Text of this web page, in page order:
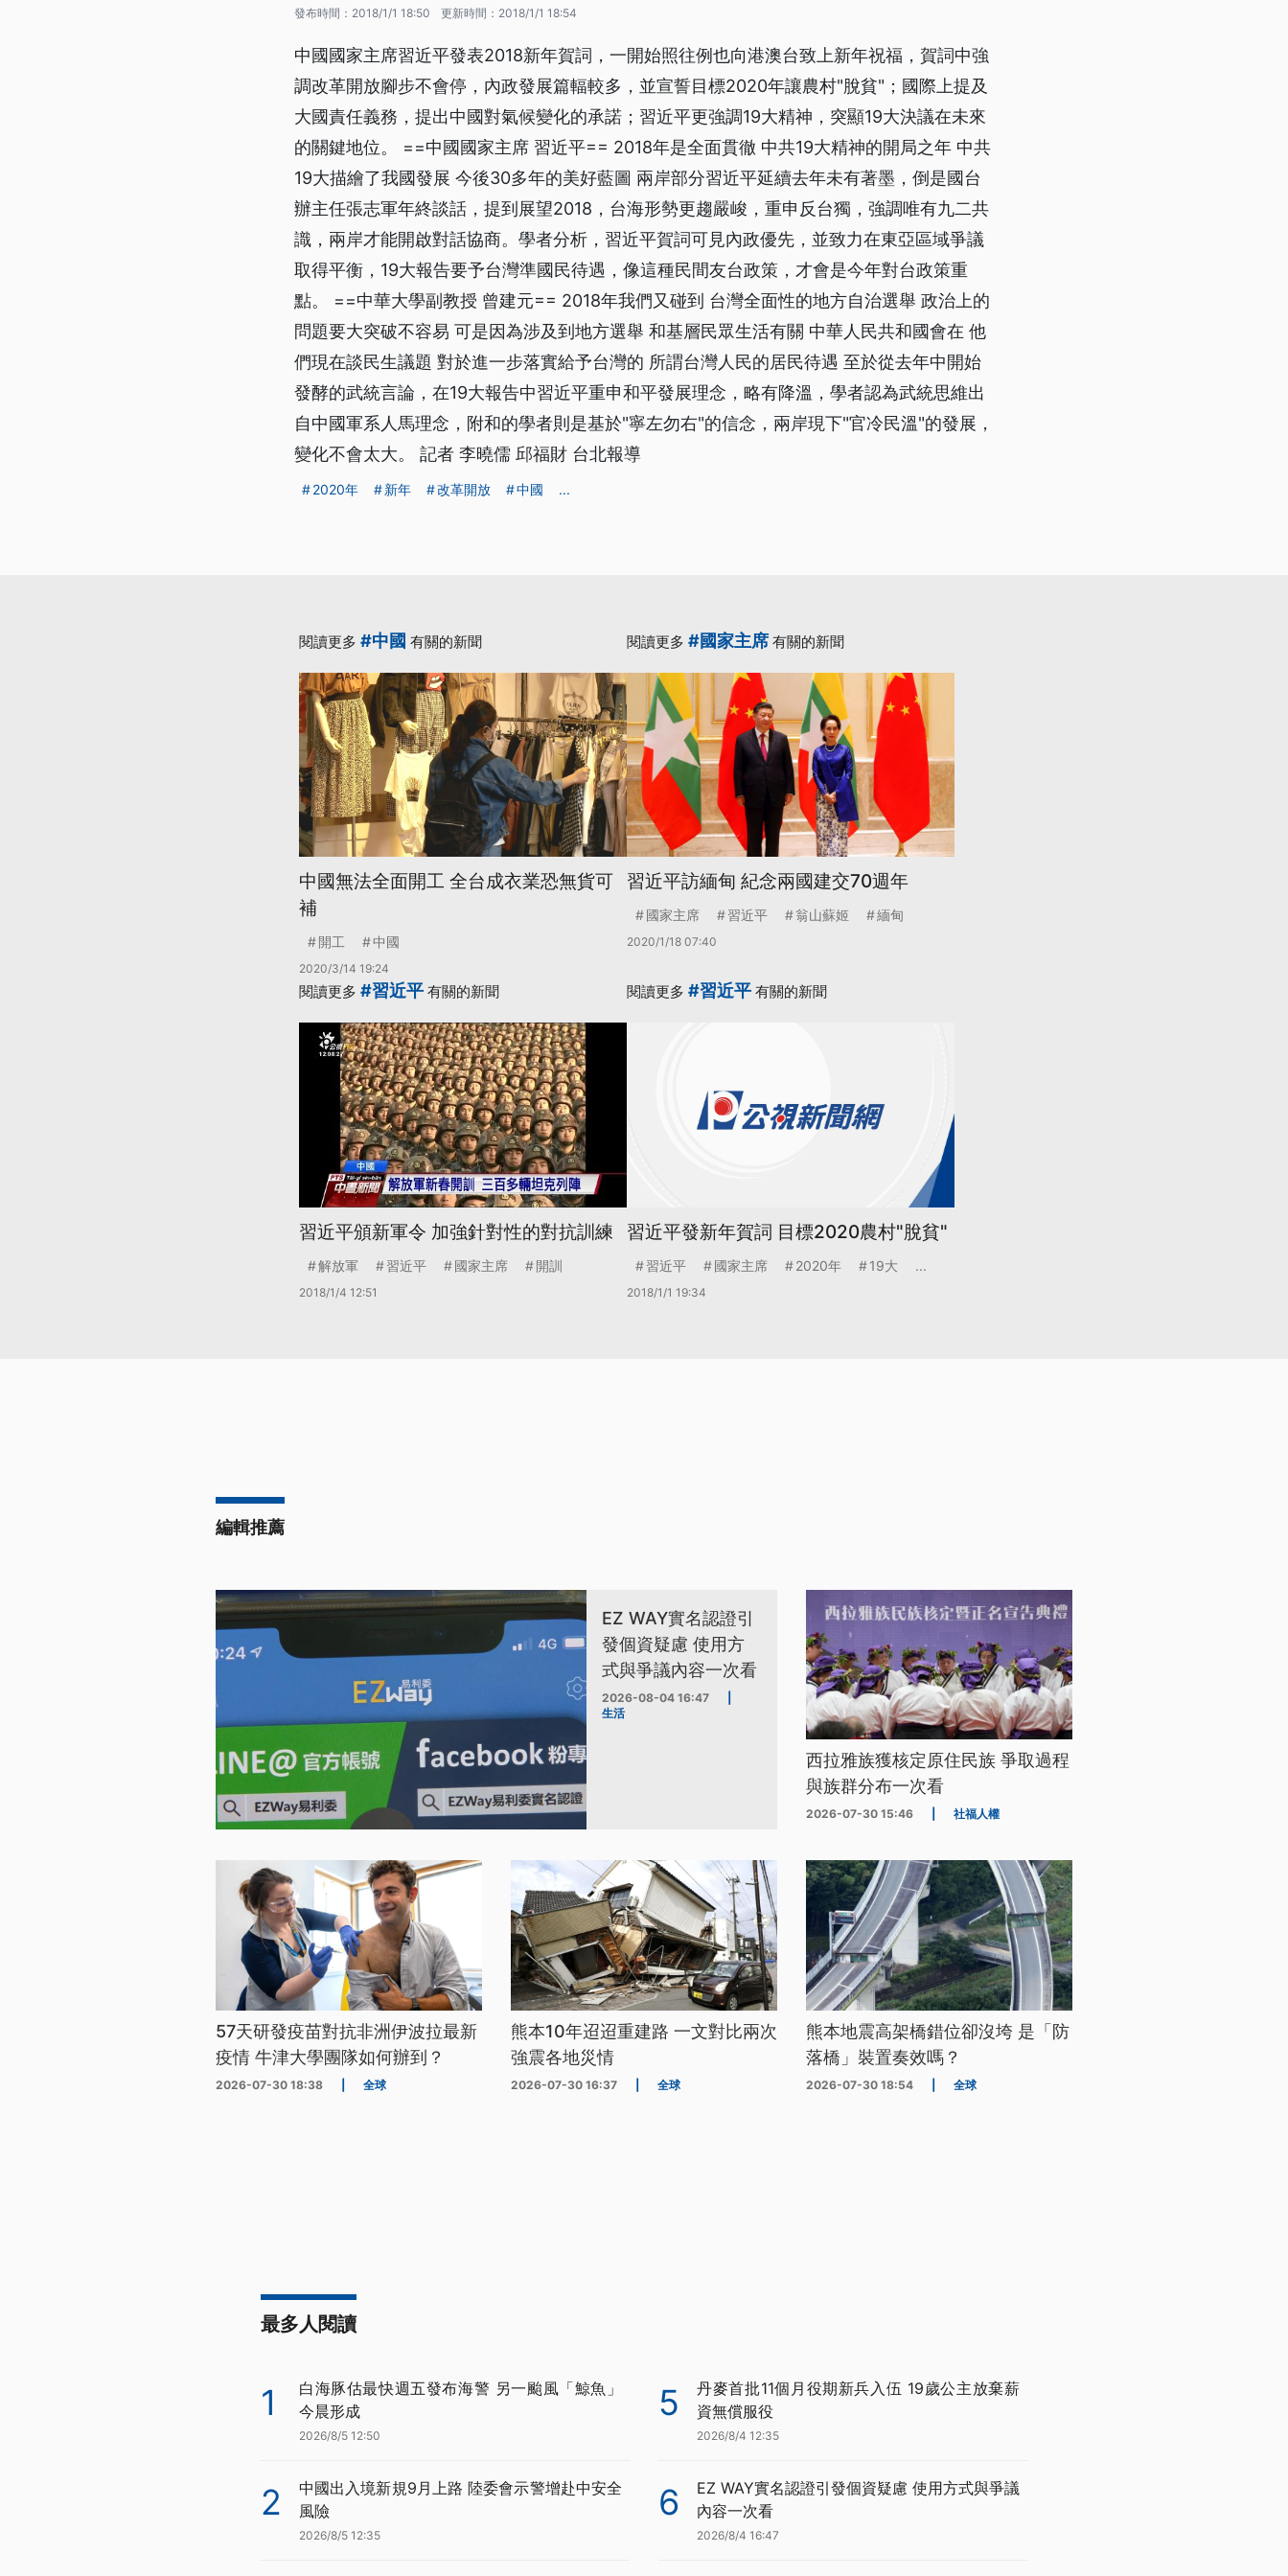
發布時間： 2018/1/1 18:50 更新時間： 2018/1/1 18:54
中國國家主席習近平發表2018新年賀詞，一開始照往例也向港澳台致上新年祝福，賀詞中強
調改革開放腳步不會停，內政發展篇輻較多，並宣誓目標2020年讓農村"脫貧"；國際上提及
大國責任義務，提出中國對氣候變化的承諾；習近平更強調19大精神，突顯19大決議在未來
的關鍵地位。 ==中國國家主席 習近平== 2018年是全面貫徹 中共19大精神的開局之年 中共
19大描繪了我國發展 今後30多年的美好藍圖 兩岸部分習近平延續去年未有著墨，倒是國台
辦主任張志軍年終談話，提到展望2018，台海形勢更趨嚴峻，重申反台獨，強調唯有九二共
識，兩岸才能開啟對話協商。學者分析，習近平賀詞可見內政優先，並致力在東亞區域爭議
取得平衡，19大報告要予台灣準國民待遇，像這種民間友台政策，才會是今年對台政策重
點。 ==中華大學副教授 曾建元== 2018年我們又碰到 台灣全面性的地方自治選舉 政治上的
問題要大突破不容易 可是因為涉及到地方選舉 和基層民眾生活有關 中華人民共和國會在 他
們現在談民生議題 對於進一步落實給予台灣的 所謂台灣人民的居民待遇 至於從去年中開始
發酵的武統言論，在19大報告中習近平重申和平發展理念，略有降溫，學者認為武統思維出
自中國軍系人馬理念，附和的學者則是基於"寧左勿右"的信念，兩岸現下"官冷民溫"的發展，
變化不會太大。 記者 李曉儒 邱福財 台北報導
2020年 新年 改革開放 中國 ...
閱讀更多 #中國 有關的新聞
中國無法全面開工 全台成衣業恐無貨可
補
開工 中國
2020/3/14 19:24
閱讀更多 #國家主席 有關的新聞
習近平訪緬甸 紀念兩國建交70週年
國家主席 習近平 翁山蘇姬 緬甸
2020/1/18 07:40
閱讀更多 #習近平 有關的新聞
習近平頒新軍令 加強針對性的對抗訓練
解放軍 習近平 國家主席 開訓
2018/1/4 12:51
閱讀更多 #習近平 有關的新聞
習近平發新年賀詞 目標2020農村"脫貧"
習近平 國家主席 2020年 19大 ...
2018/1/1 19:34
編輯推薦
EZ WAY實名認證引
發個資疑慮 使用方
式與爭議內容一次看
2026-08-04 16:47
生活
西拉雅族獲核定原住民族 爭取過程
與族群分布一次看
2026-07-30 15:46 社福人權
57天研發疫苗對抗非洲伊波拉最新
疫情 牛津大學團隊如何辦到？
2026-07-30 18:38 全球
熊本10年迢迢重建路 一文對比兩次
強震各地災情
2026-07-30 16:37 全球
熊本地震高架橋錯位卻沒垮 是「防
落橋」裝置奏效嗎？
2026-07-30 18:54 全球
最多人閱讀
1
白海豚估最快週五發布海警 另一颱風「鯨魚」
今晨形成
2026/8/5 12:50
2
中國出入境新規9月上路 陸委會示警增赴中安全
風險
2026/8/5 12:35
5
丹麥首批11個月役期新兵入伍 19歲公主放棄薪
資無償服役
2026/8/4 12:35
6
EZ WAY實名認證引發個資疑慮 使用方式與爭議
內容一次看
2026/8/4 16:47